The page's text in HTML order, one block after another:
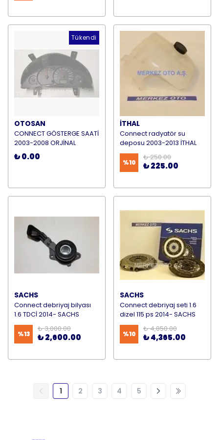
Tükendi
OTOSAN
CONNECT GÖSTERGE SAATİ
2003-2008 ORJİNAL
₺ 0.00
İTHAL
Connect radyatör su
deposu 2003-2013 İTHAL
%10
₺ 250.00
₺ 225.00
SACHS
Connect debriyaj bilyası
1.6 TDCİ 2014- SACHS
%13
₺ 3,000.00
₺ 2,600.00
SACHS
Connect debriyaj seti 1.6
dizel 115 ps 2014- SACHS
%10
₺ 4,850.00
₺ 4,365.00
1 2 3 4 5